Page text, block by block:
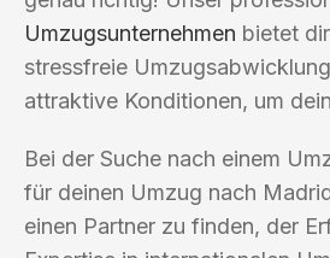
Umzugsunternehmen bietet
stressfreie
attraktive Konditionen, um
Bei der Suche nach einem
für deinen Umzug nach
einen Partner zu finden, der